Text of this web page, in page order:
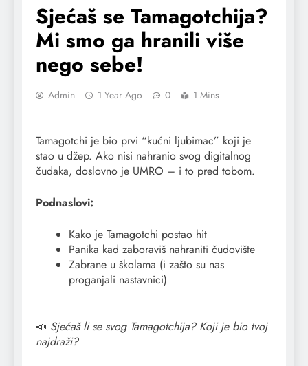
Sjećaš se Tamagotchija?
Mi smo ga hranili više
nego sebe!
Admin 1 Year Ago 0 1 Mins
Tamagotchi je bio prvi “kućni ljubimac” koji je
stao u džep. Ako nisi nahranio svog digitalnog
čudaka, doslovno je UMRO – i to pred tobom.
Podnaslovi:
Kako je Tamagotchi postao hit
Panika kad zaboraviš nahraniti čudovište
Zabrane u školama (i zašto su nas
proganjali nastavnici)
📣 Sjećaš li se svog Tamagotchija? Koji je bio tvoj
najdraži?